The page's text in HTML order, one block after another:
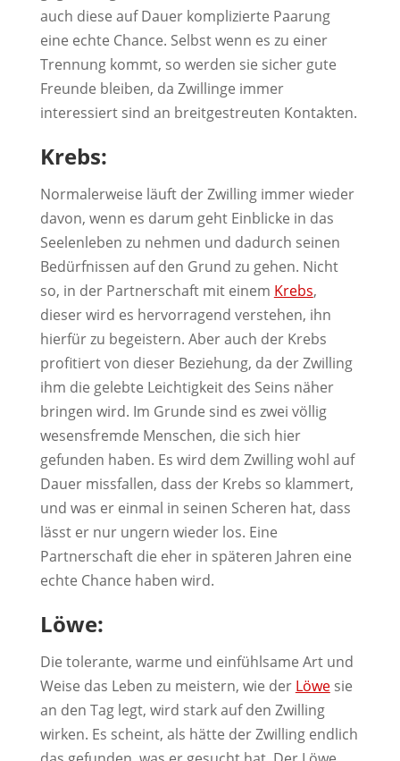
auch diese auf Dauer komplizierte Paarung
eine echte Chance. Selbst wenn es zu einer
Trennung kommt, so werden sie sicher gute
Freunde bleiben, da Zwillinge immer
interessiert sind an breitgestreuten Kontakten.
Krebs:
Normalerweise läuft der Zwilling immer wieder
davon, wenn es darum geht Einblicke in das
Seelenleben zu nehmen und dadurch seinen
Bedürfnissen auf den Grund zu gehen. Nicht
so, in der Partnerschaft mit einem Krebs,
dieser wird es hervorragend verstehen, ihn
hierfür zu begeistern. Aber auch der Krebs
profitiert von dieser Beziehung, da der Zwilling
ihm die gelebte Leichtigkeit des Seins näher
bringen wird. Im Grunde sind es zwei völlig
wesensfremde Menschen, die sich hier
gefunden haben. Es wird dem Zwilling wohl auf
Dauer missfallen, dass der Krebs so klammert,
und was er einmal in seinen Scheren hat, dass
lässt er nur ungern wieder los. Eine
Partnerschaft die eher in späteren Jahren eine
echte Chance haben wird.
Löwe:
Die tolerante, warme und einfühlsame Art und
Weise das Leben zu meistern, wie der Löwesie
an den Tag legt, wird stark auf den Zwilling
wirken. Es scheint, als hätte der Zwilling endlich